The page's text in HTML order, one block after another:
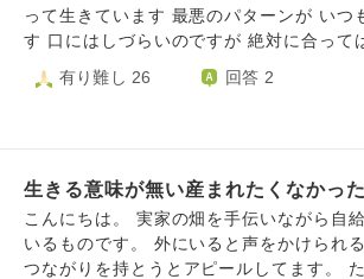
「直感で死ぬべきだと思った」「ホームの
まった友人の姿が見える」ことがありまし
した。その日からずっとそのホームにいる
に反省を見せるために飛び込もうと思った
とに後ろめたい気持ちしかありません。
は自分を殺すことになる、自分はみんなみ
思う反面、努力をやめること、諦めること
うにする！という意気込みや気迫も残って
訳なさで苦しくなります。人と同じように
ていても、ズルをしているのではないか？
てるのに！と結局自分を責めて、自分らし
に罪悪感や嫌悪感を抱き、結果的にこれ以
って生きています 最悪のパターンが いつも脳裏によぎりま
す 口にはしづらいのですが 絶対に合っては、ならない事で
あまり信用は、していませんが 多分、憑
せになる為の 出来事、、、など 言われています そ
が生まれるのですが 殺されてしまう様な人や 自殺してしま
う様な人は 本当に幸せの方向に向いてい
普通に見ればバッドエンドですよね？ 色んな事柄から当て
有り難し 26 回答 2
生きる意味が無い産まれたくなかった
こんにちは。 実家の畑を手伝いながら自
いるものです。 外にいると声をかけられるのでそのたびに
つながりを持とうとアピールしてます。 ただずっと有る希